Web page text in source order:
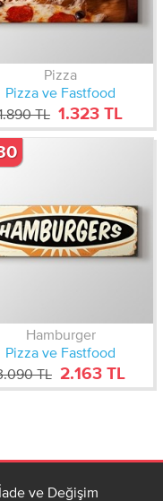
Pizza
Pizza ve Fastfood
TL 1.323 TL
Hamburger
Pizza ve Fastfood
TL 2.163 TL
İade ve Değişim